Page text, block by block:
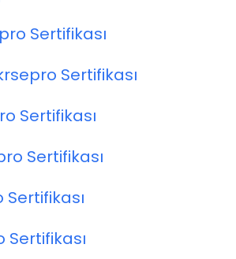
Sertifikası
Sertifikası
Sertifikası
Sertifikası
Sertifikası
Sertifikası